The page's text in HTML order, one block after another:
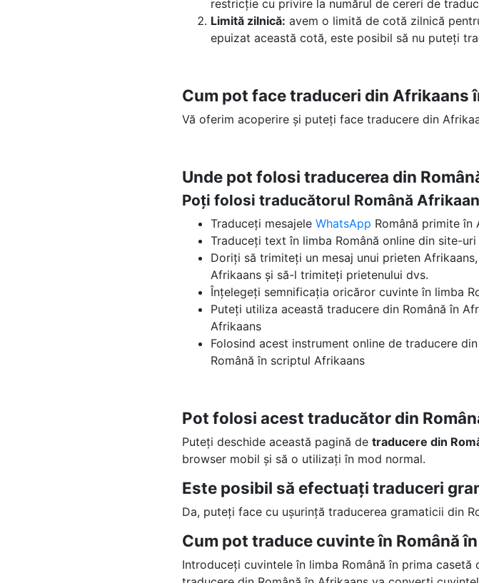
restricție cu privire la numărul de cereri de
Limită zilnică: avem o limită de cotă zilnică
epuizat această cotă, este posibil să nu puteți
Cum pot face traduceri din Afrikaans
Vă oferim acoperire și puteți face traducere din
Unde pot folosi traducerea din
Poți folosi traducătorul Română
Traduceți mesajeleWhatsApp Română primite în
Traduceți text în limba Română online din site-
Doriți să trimiteți un mesaj unui prieten
Afrikaans și să-l trimiteți prietenului dvs.
Înțelegeți semnificația oricăror cuvinte în limba
Puteți utiliza această traducere din Română în
Afrikaans
Folosind acest instrument online de traducere
Română în scriptul Afrikaans
Pot folosi acest traducător din
Puteți deschide această pagină detraducere din
browser mobil și să o utilizați în mod normal.
Este posibil să efectuați traduceri
Da, puteți face cu ușurință traducerea gramaticii din
Cum pot traduce cuvinte în Română
Introduceți cuvintele în limba Română în prima